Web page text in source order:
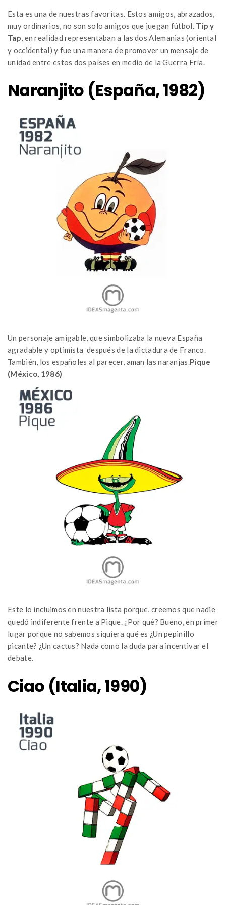
Esta es una de nuestras favoritas. Estos amigos, abrazados,
muy ordinarios, no son solo amigos que juegan fútbol. Tip y
Tap, en realidad representaban a las dos Alemanias (oriental
y occidental) y fue una manera de promover un mensaje de
unidad entre estos dos países en medio de la Guerra Fría.
Naranjito (España, 1982)
Un personaje amigable, que simbolizaba la nueva España
agradable y optimista después de la dictadura de Franco.
También, los españoles al parecer, aman las naranjas.Pique
(México, 1986)
Este lo incluimos en nuestra lista porque, creemos que nadie
quedó indiferente frente a Pique. ¿Por qué? Bueno, en primer
lugar porque no sabemos siquiera qué es ¿Un pepinillo
picante? ¿Un cactus? Nada como la duda para incentivar el
debate.
Ciao (Italia, 1990)